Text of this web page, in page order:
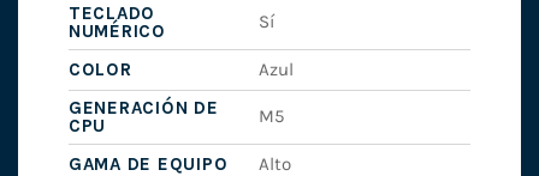
TECLADO
NUMÉRICO
Sí
COLOR
Azul
GENERACIÓN DE
CPU
M5
GAMA DE EQUIPO
Alto